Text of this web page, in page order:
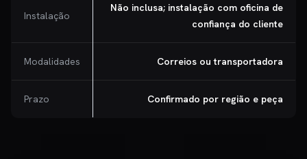
Instalação
Não inclusa; instalação com oficina de
confiança do cliente
Modalidades Correios ou transportadora
Prazo Confirmado por região e peça